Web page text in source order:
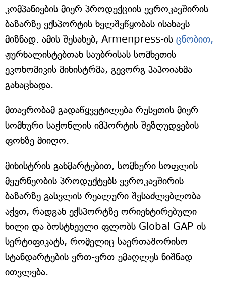
კომპანიების მიერ პროდუქციის ევროკავშირის
ბაზარზე ექსპორტის ხელშეწყობას ისახავს
მიზნად. ამის შესახებ, Armenpress-ის ცნობით,
ჟურნალისტებთან საუბრისას სომხეთის
ეკონომიკის მინისტრმა, გევორგ პაპოიანმა
განაცხადა.
მთავრობამ გადაწყვეტილება რუსეთის მიერ
სომხური საქონლის იმპორტის შეზღუდვების
ფონზე მიიღო.
მინისტრის განმარტებით, სომხური სოფლის
მეურნეობის პროდუქტებს ევროკავშირის
ბაზარზე გასვლის რეალური შესაძლებლობა
აქვთ, რადგან ექსპორტზე ორიენტირებული
ხილი და ბოსტნეული ფლობს Global GAP-ის
სერტიფიკატს, რომელიც საერთაშორისო
სტანდარტების ერთ-ერთ უმაღლეს ნიშნად
ითვლება.